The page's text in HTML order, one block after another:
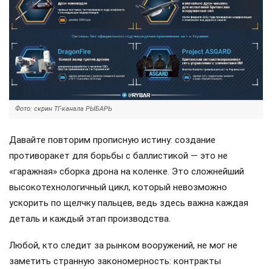
Фото: скрин ТГ-канала РЫБАРЬ
Давайте повторим прописную истину: создание
противоракет для борьбы с баллистикой — это не
«гаражная» сборка дрона на коленке. Это сложнейший
высокотехнологичный цикл, который невозможно
ускорить по щелчку пальцев, ведь здесь важна каждая
деталь и каждый этап производства.
Любой, кто следит за рынком вооружений, не мог не
заметить странную закономерность: контракты